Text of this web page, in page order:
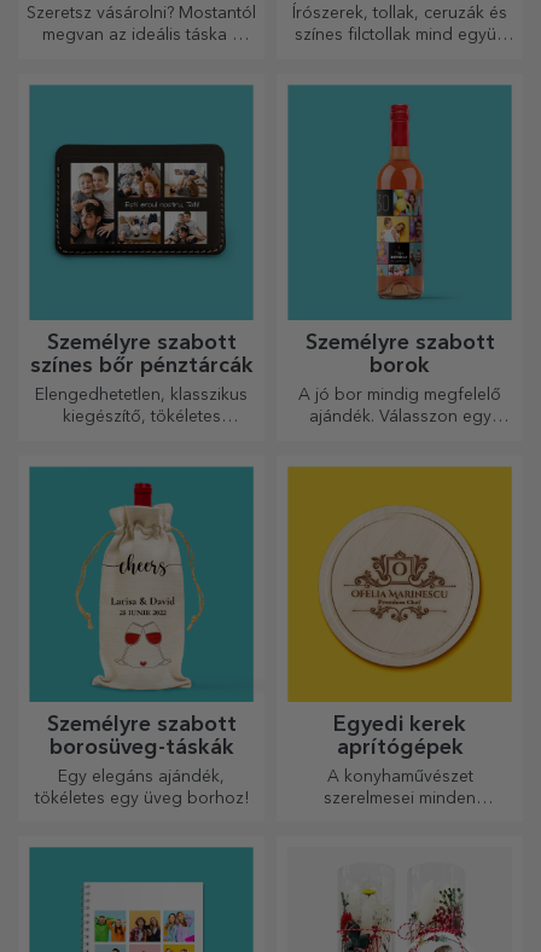
Szeretsz vásárolni? Mostantól
megvan az ideális táska a
Írószerek, tollak, ceruzák és
színes filctollak mind együtt
tolltartóiban!
Személyre szabott
színes bőr pénztárcák
Elengedhetetlen, klasszikus
kiegészítő, tökéletes
Személyre szabott
borok
A jó bor mindig megfelelő
ajándék. Válasszon egy
Személyre szabott
borosüveg-táskák
Egy elegáns ajándék,
tökéletes egy üveg borhoz!
Egyedi kerek
aprítógépek
A konyhaművészet
szerelmesei minden
készülnek. Válassza ki a
megfelelőt!